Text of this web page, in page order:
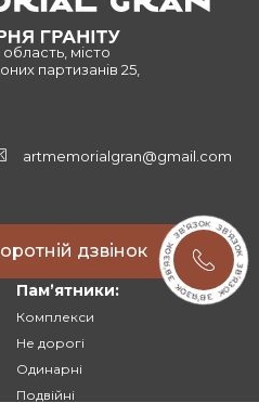
місто
партизанів 25,
artmemorialgran@gmail.com
дзвінок
Памʼятники:
Комплекси
Не дорогі
Одинарні
Подвійні